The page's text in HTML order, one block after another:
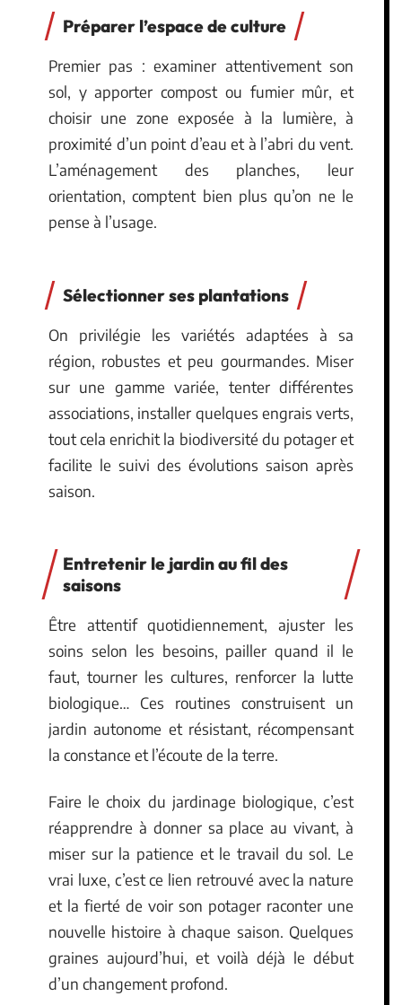
Préparer l’espace de culture
Premier pas : examiner attentivement son
sol, y apporter compost ou fumier mûr, et
choisir une zone exposée à la lumière, à
proximité d’un point d’eau et à l’abri du vent.
L’aménagement des planches, leur
orientation, comptent bien plus qu’on ne le
pense à l’usage.
Sélectionner ses plantations
On privilégie les variétés adaptées à sa
région, robustes et peu gourmandes. Miser
sur une gamme variée, tenter différentes
associations, installer quelques engrais verts,
tout cela enrichit la biodiversité du potager et
facilite le suivi des évolutions saison après
saison.
Entretenir le jardin au fil des
saisons
Être attentif quotidiennement, ajuster les
soins selon les besoins, pailler quand il le
faut, tourner les cultures, renforcer la lutte
biologique… Ces routines construisent un
jardin autonome et résistant, récompensant
la constance et l’écoute de la terre.
Faire le choix du jardinage biologique, c’est
réapprendre à donner sa place au vivant, à
miser sur la patience et le travail du sol. Le
vrai luxe, c’est ce lien retrouvé avec la nature
et la fierté de voir son potager raconter une
nouvelle histoire à chaque saison. Quelques
graines aujourd’hui, et voilà déjà le début
d’un changement profond.